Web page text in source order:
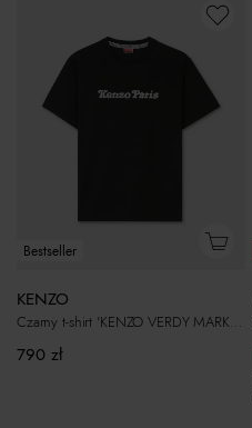
Bestseller
KENZO
Czarny t-shirt 'KENZO VERDY MARKET'
790 zł